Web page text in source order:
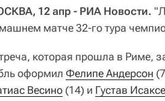
12 апр - РИА Новости.
матче 32-го тура
которая прошла в Риме,
оформил Фелипе Андерсон
Весино (14) и Густав